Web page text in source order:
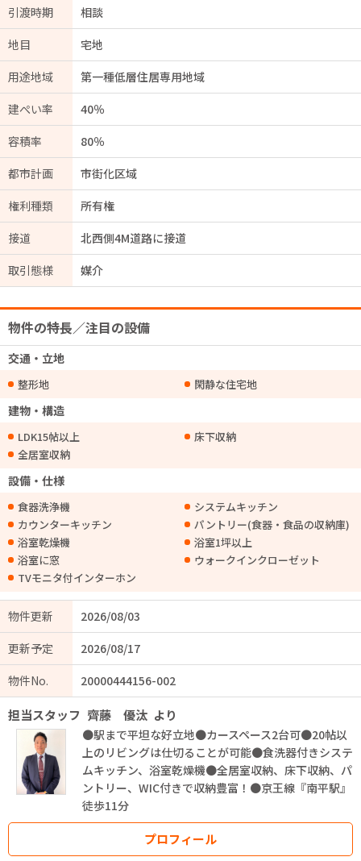
引渡時期
相談
地目
宅地
用途地域
第一種低層住居専用地域
建ぺい率
40％
容積率
80％
都市計画
市街化区域
権利種類
所有権
接道
北西側4M道路に接道
取引態様
媒介
物件の特長／注目の設備
交通・立地
整形地 閑静な住宅地
建物・構造
LDK15帖以上
床下収納
全居室収納
設備・仕様
食器洗浄機
システムキッチン
カウンターキッチン
パントリー(食器・食品の収納庫)
浴室乾燥機
浴室1坪以上
浴室に窓
ウォークインクローゼット
TVモニタ付インターホン
物件更新
2026/08/03
更新予定
2026/08/17
物件No.
20000444156-002
担当スタッフ 齊藤 優汰 より
●駅まで平坦な好立地●カースペース2台可●20帖以
上のリビングは仕切ることが可能●食洗器付きシステ
ムキッチン、浴室乾燥機●全居室収納、床下収納、パ
ントリー、WIC付きで収納豊富！●京王線『南平駅』
徒歩11分
プロフィール